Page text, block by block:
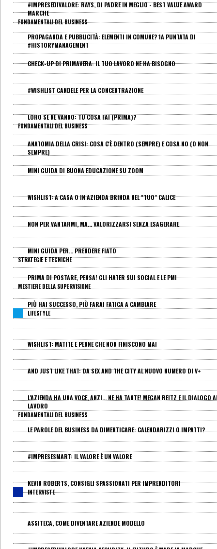
#IMPRESEDIVALORE: RAYS, DI PADRE IN MEGLIO - BEST VALUE AWARD
MARCHE
FONDAMENTALI DEL BUSINESS
PROPAGANDA E PUBBLICITÀ: ELEMENTI IN COMUNE? 1A PUNTATA DI
#HISTORYMANAGEMENT
CHECK-UP DI PRIMAVERA: IL TUO LAVORO NE HA BISOGNO
#WISHLIST CANDELE PER LA CONCENTRAZIONE
LORO SE NE VANNO: TU COSA FAI (PRIMA)?
FONDAMENTALI DEL BUSINESS
ANATOMIA DELLA CRISI: COSA C'È DENTRO (SEMPRE) E COSA NO (O NON
SEMPRE)
MINI GUIDA DI BUONA EDUCAZIONE SU ZOOM
WISHLIST: A CASA O IN AZIENDA BRINDA NEL "TUO" CALICE
NON PER VANTARMI, MA... VALORIZZARSI SENZA ESAGERARE
MINI GUIDA PER... PRENDERE FIATO
STRATEGIE E TECNICHE
PRIMA DI POSTARE, PENSA! GLI HATER SUI SOCIAL E LE PMI
MESTIERE DELLA SUPERVISIONE
PIÙ HAI SUCCESSO, PIÙ FARAI FATICA A CAMBIARE
LIFESTYLE
WISHLIST: MATITE E PENNE CHE NON FINISCONO MAI
AND JUST LIKE THAT: DA SEX AND THE CITY AL NUOVO NUMERO DI V+
L'AZIENDA HA UNA VOCE, ANZI... NE HA TANTE! MEGAN REITZ E IL DIALOGO
LAVORO
FONDAMENTALI DEL BUSINESS
LE PAROLE DEL BUSINESS DA DIMENTICARE: CALENDARIZZI O IMPATTI?
#IMPRESESMART: IL VALORE È UN VALORE
KEVIN ROBERTS, CONSIGLI SPASSIONATI PER IMPRENDITORI
INTERVISTE
ASSITECA, COME DIVENTARE AZIENDE MODELLO